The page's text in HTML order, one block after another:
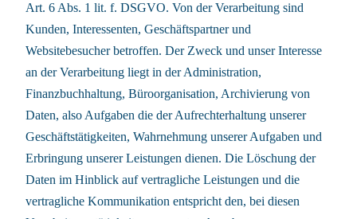
Art. 6 Abs. 1 lit. f. DSGVO. Von der Verarbeitung sind
Kunden, Interessenten, Geschäftspartner und
Websitebesucher betroffen. Der Zweck und unser Interesse
an der Verarbeitung liegt in der Administration,
Finanzbuchhaltung, Büroorganisation, Archivierung von
Daten, also Aufgaben die der Aufrechterhaltung unserer
Geschäftstätigkeiten, Wahrnehmung unserer Aufgaben und
Erbringung unserer Leistungen dienen. Die Löschung der
Daten im Hinblick auf vertragliche Leistungen und die
vertragliche Kommunikation entspricht den, bei diesen